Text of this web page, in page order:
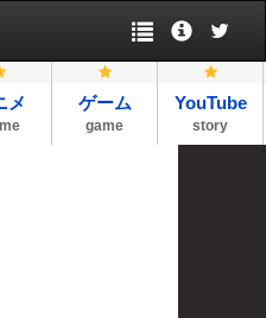
メ ゲーム
game
YouTube
story